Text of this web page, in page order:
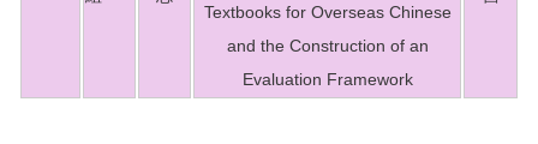
相關表單
Textbooks for Overseas Chinese
and the Construction of an
Evaluation Framework